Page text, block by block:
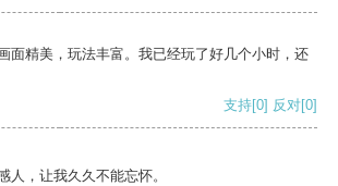
面精美，玩法丰富。我已经玩了好几个小时，还
支持[0] 反对[0]
人，让我久久不能忘怀。